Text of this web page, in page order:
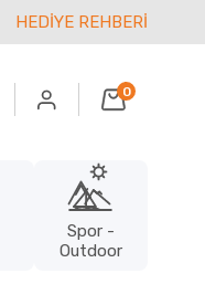
HEDİYE REHBERİ
0
Spor -
Outdoor